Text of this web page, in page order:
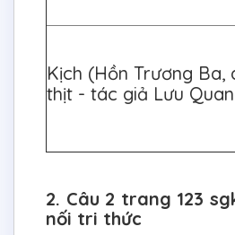
Kịch (Hồn Trương Ba,
thịt - tác giả Lưu
2. Câu 2 trang 123
nối tri thức